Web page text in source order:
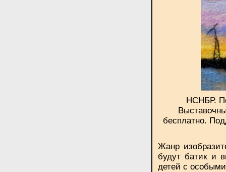
НСНБР.
бесплатно.
Жанр
будут батик и
детей с